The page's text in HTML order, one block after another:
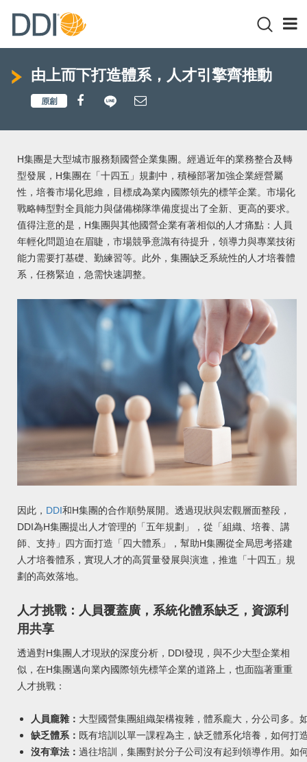
由上而下打造體系，人才引擎齊推動
H集團是大型城市服務類國營企業集團。經過近年的業務整合及轉
型發展，H集團在「十四五」規劃中，積極部署加強企業經營屬
性，培養市場化思維，目標成為業內國際領先的標竿企業。市場化
戰略轉型對全員能力與儲備梯隊準備度提出了全新、更高的要求。
值得注意的是，H集團與其他國營企業有著相似的人才痛點：人員
年輕化問題迫在眉睫，市場競爭意識有待提升，領導力與專業技術
能力需要打基礎、勤練習等。此外，集團缺乏系統性的人才培養體
系，任務緊迫，急需快速調整。
因此， DDI和H集團的合作順勢展開。透過現狀與宏觀層面整段，
DDI為H集團提出人才管理的「五年規劃」，從「組織、培養、講
師、支持」四方面打造「四大體系」，幫助H集團從全局思考搭建
人才培養體系，實現人才的高質量發展與演進，推進「十四五」規
劃的高效落地。
人才挑戰：人員覆蓋廣，系統化體系缺乏，資源利
用共享
透過對H集團人才現狀的深度分析，DDI發現，與不少大型企業相
似，在H集團邁向業內國際領先標竿企業的道路上，也面臨著重重
人才挑戰：
人員龐雜： 大型國營集團組織架構複雜，體系龐大，分公司多。
缺乏體系： 既有培訓以單一課程為主，缺乏體系化培養，如何打
沒有章法： 過往培訓，集團對於分子公司沒有起到領導作用。如